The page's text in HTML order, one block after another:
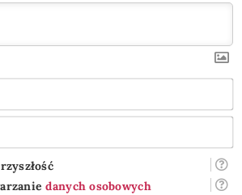
danych osobowych